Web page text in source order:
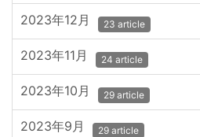
2023年12月 23 article
2023年11月 24 article
2023年10月 29 article
2023年9月 29 article